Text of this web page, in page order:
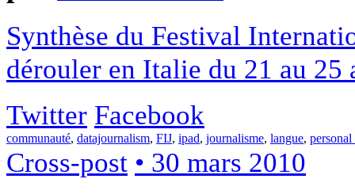
Synthèse du Festival
dérouler en Italie du 21 au 25
Twitter Facebook
communauté, datajournalism, FIJ, ipad, journalisme, langue,
Cross-post • 30 mars 2010